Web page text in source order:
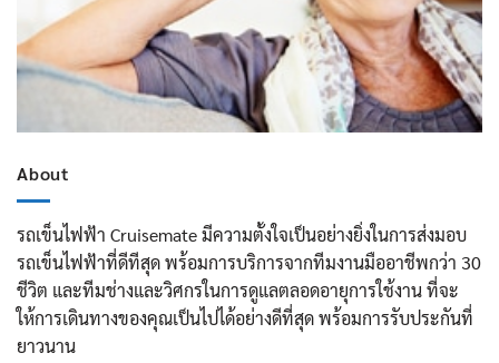
About
รถเข็นไฟฟ้า Cruisemate มีความตั้งใจเป็นอย่างยิ่งในการส่งมอบ
รถเข็นไฟฟ้าที่ดีทีสุด พร้อมการบริการจากทีมงานมืออาชีพกว่า 30
ชีวิต และทีมช่างและวิศกรในการดูแลตลอดอายุการใช้งาน ที่จะ
ให้การเดินทางของคุณเป็นไปได้อย่างดีที่สุด พร้อมการรับประกันที่
ยาวนาน